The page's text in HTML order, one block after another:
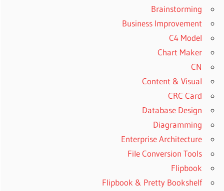
Brainstorming
Business Improvement
C4 Model
Chart Maker
CN
Content & Visual
CRC Card
Database Design
Diagramming
Enterprise Architecture
File Conversion Tools
Flipbook
Flipbook & Pretty Bookshelf